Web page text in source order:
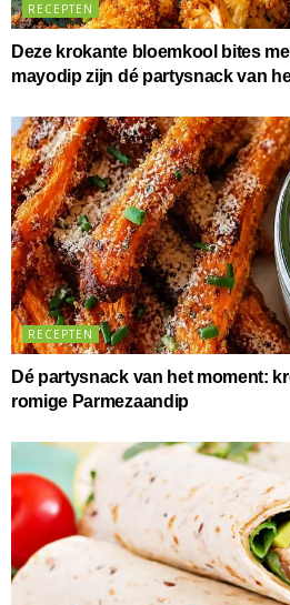
RECEPTEN
Deze krokante bloemkool bites
mayodip zijn dé partysnack van
RECEPTEN
Dé partysnack van het moment:
romige Parmezaandip